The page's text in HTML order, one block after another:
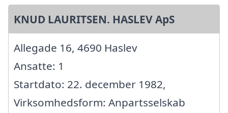
KNUD LAURITSEN. HASLEV ApS
Allegade 16, 4690 Haslev
Ansatte: 1
Startdato: 22. december 1982,
Virksomhedsform: Anpartsselskab